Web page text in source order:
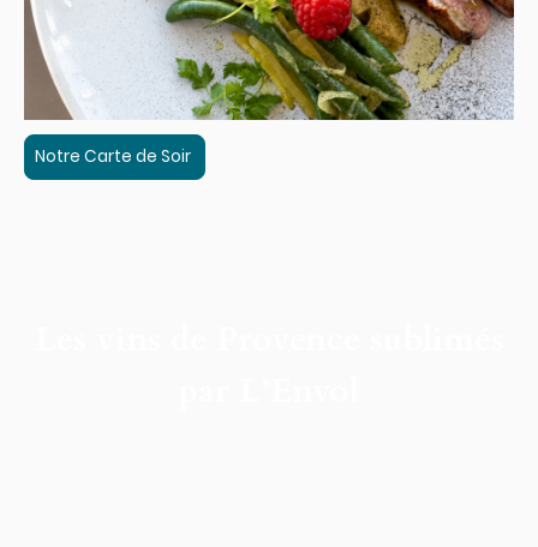
Notre Carte de Soir